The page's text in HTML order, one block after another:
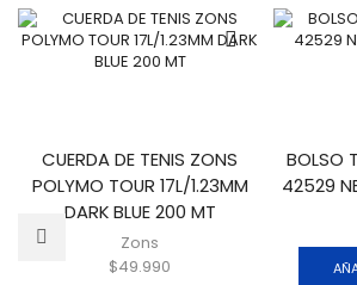
CUERDA DE TENIS ZONS
POLYMO TOUR 17L/1.23MM
DARK BLUE 200 MT
Zons
$49.990
BOLSO
42529